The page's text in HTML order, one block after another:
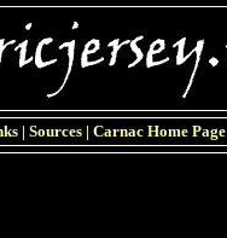
| Sources| Carnac Home Page